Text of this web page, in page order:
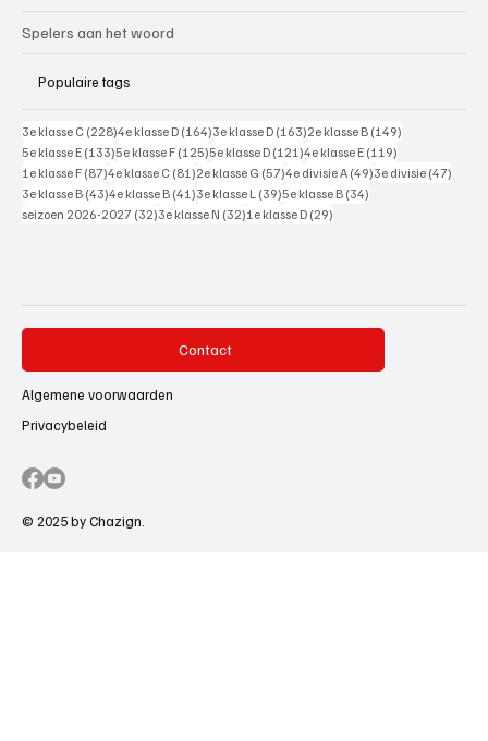
Spelers aan het woord
Populaire tags
3e klasse C (228)228 posts
4e klasse D (164)164 posts
3e klasse D (163)163 posts
2e klasse B (149)
5e klasse E (133)133 posts
5e klasse F (125)125 posts
5e klasse D (121)121 posts
4e klasse E (119)
1e klasse F (87)87 posts
4e klasse C (81)81 posts
2e klasse G (57)57 posts
4e divisie A (49)49 posts
3e divisie (47)
3e klasse B (43)43 posts
4e klasse B (41)41 posts
3e klasse L (39)39 posts
5e klasse B (34)
seizoen 2026-2027 (32)32 posts
3e klasse N (32)32 posts
1e klasse D (29)
Contact
Algemene voorwaarden
Privacybeleid
© 2025 by Chazign.